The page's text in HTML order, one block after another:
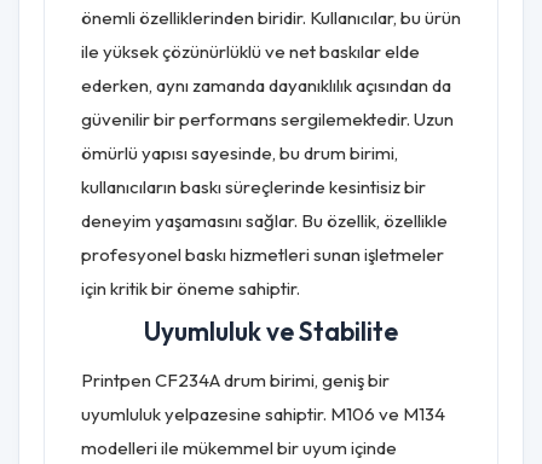
önemli özelliklerinden biridir. Kullanıcılar, bu ürün
ile yüksek çözünürlüklü ve net baskılar elde
ederken, aynı zamanda dayanıklılık açısından da
güvenilir bir performans sergilemektedir. Uzun
ömürlü yapısı sayesinde, bu drum birimi,
kullanıcıların baskı süreçlerinde kesintisiz bir
deneyim yaşamasını sağlar. Bu özellik, özellikle
profesyonel baskı hizmetleri sunan işletmeler
için kritik bir öneme sahiptir.
Uyumluluk ve Stabilite
Printpen CF234A drum birimi, geniş bir
uyumluluk yelpazesine sahiptir. M106 ve M134
modelleri ile mükemmel bir uyum içinde